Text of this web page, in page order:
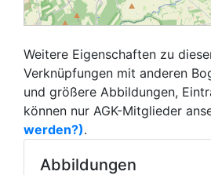
Weitere Eigenschaften zu
Verknüpfungen mit anderen
und größere Abbildungen,
können nur AGK-Mitglieder
werden?).
Abbildungen